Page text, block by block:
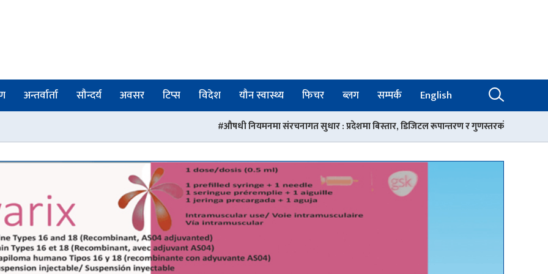
अन्तर्वार्ता सौन्दर्य अवसर टिप्स विदेश यौन स्वास्थ्य फिचर ब्लग सम्पर्क English
औषधी नियमनमा संरचनागत सुधार : प्रदेशमा बिस्तार, डिजिटल रूपान्तरण र गुणस्तरको आधार रोकिएन चिकित्सक तथा